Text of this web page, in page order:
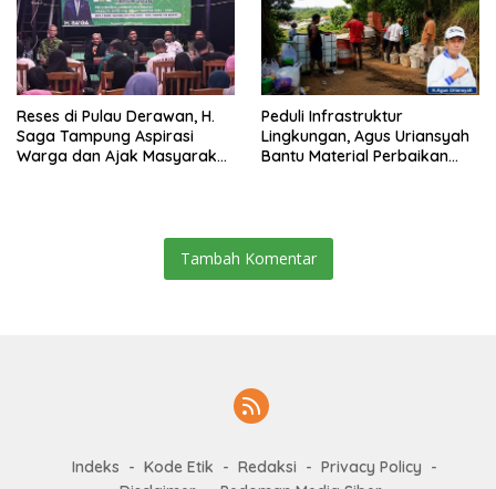
Reses di Pulau Derawan, H.
Saga Tampung Aspirasi
Warga dan Ajak Masyarakat
Peduli Infrastruktur
Lingkungan, Agus Uriansyah
Bantu Material Perbaikan
Tambah Komentar
Indeks Kode Etik Redaksi
Privacy Policy